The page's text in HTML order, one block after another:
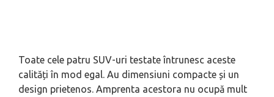
Toate cele patru SUV-uri testate întrunesc aceste
calități în mod egal. Au dimensiuni compacte și un
design prietenos. Amprenta acestora nu ocupă mult